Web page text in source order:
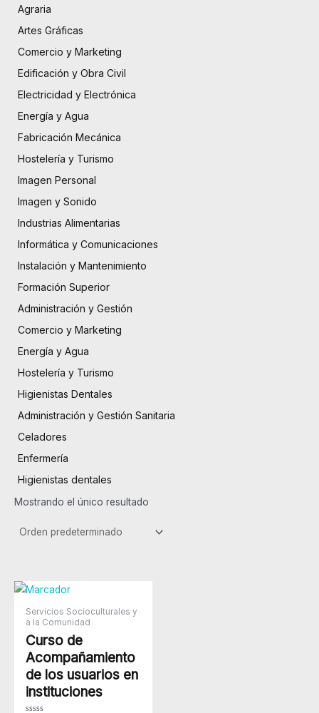
Agraria
Artes Gráficas
Comercio y Marketing
Edificación y Obra Civil
Electricidad y Electrónica
Energía y Agua
Fabricación Mecánica
Hostelería y Turismo
Imagen Personal
Imagen y Sonido
Industrias Alimentarias
Informática y Comunicaciones
Instalación y Mantenimiento
Formación Superior
Administración y Gestión
Comercio y Marketing
Energía y Agua
Hostelería y Turismo
Higienistas Dentales
Administración y Gestión Sanitaria
Celadores
Enfermería
Higienistas dentales
Mostrando el único resultado
Servicios Socioculturales y
a la Comunidad
Curso de
Acompañamiento
de los usuarios en
instituciones